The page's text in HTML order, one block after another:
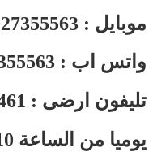
موبايل : 01027355563 – 01210475550 – 01153236663
واتس اب : 01027355563
تليفون ارضى : 3446461 / 065
يوميا من الساعة 10 صباحا حتى 7 مساء